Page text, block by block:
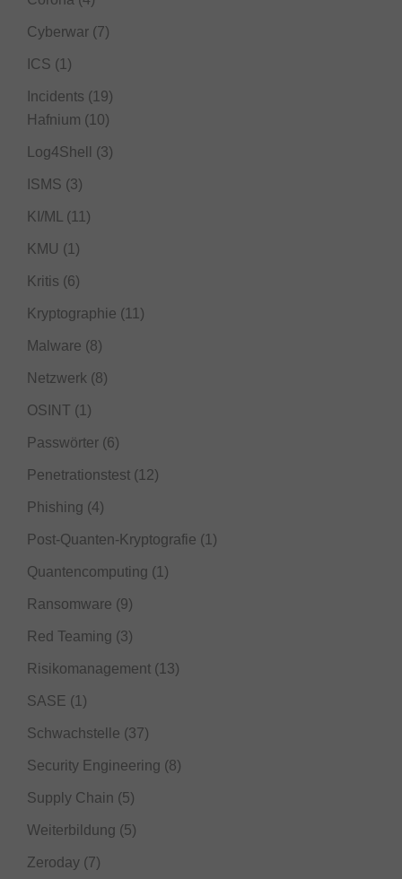
Cyberwar (7)
ICS (1)
Incidents (19)
Hafnium (10)
Log4Shell (3)
ISMS (3)
KI/ML (11)
KMU (1)
Kritis (6)
Kryptographie (11)
Malware (8)
Netzwerk (8)
OSINT (1)
Passwörter (6)
Penetrationstest (12)
Phishing (4)
Post-Quanten-Kryptografie (1)
Quantencomputing (1)
Ransomware (9)
Red Teaming (3)
Risikomanagement (13)
SASE (1)
Schwachstelle (37)
Security Engineering (8)
Supply Chain (5)
Weiterbildung (5)
Zeroday (7)